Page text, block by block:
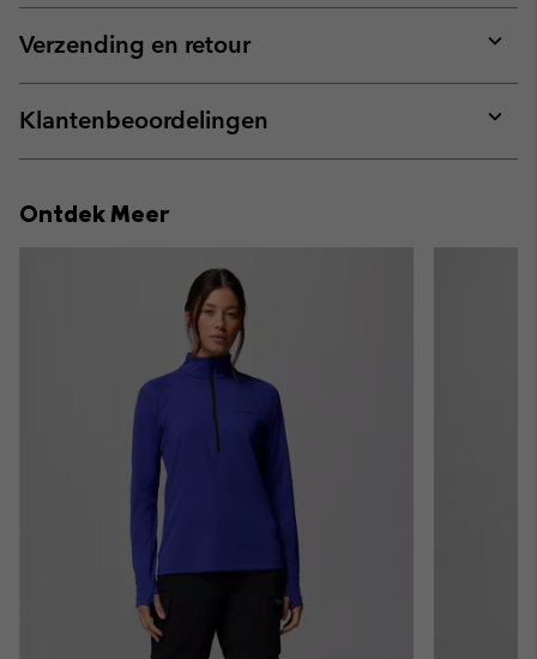
or
Verzending en retour
or
Klantenbeoordelingen
or
Ontdek Meer